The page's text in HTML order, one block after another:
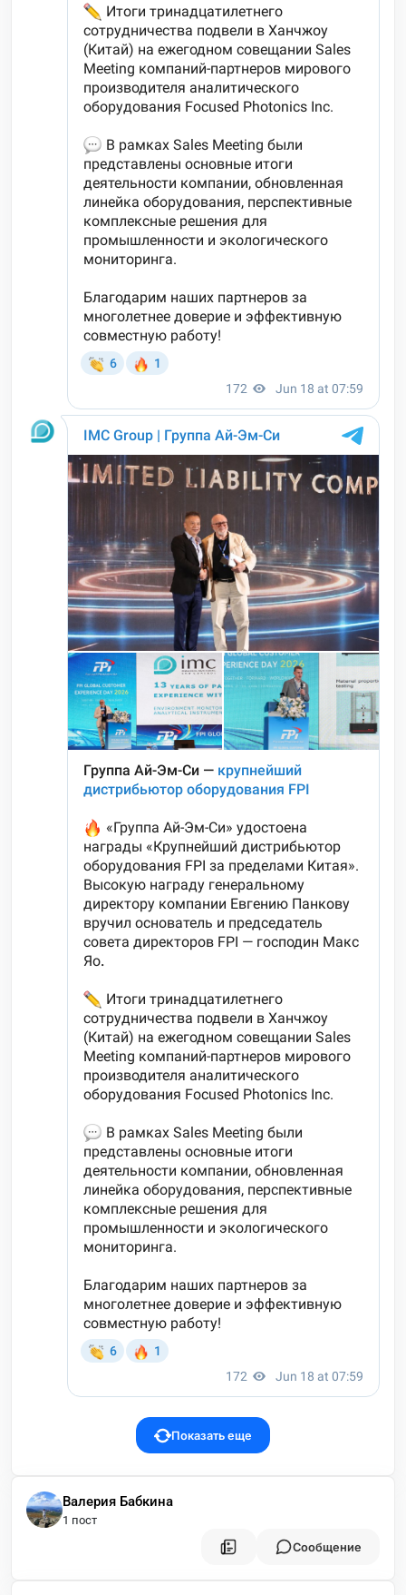
Показать еще
Валерия Бабкина
1 пост
Сообщение